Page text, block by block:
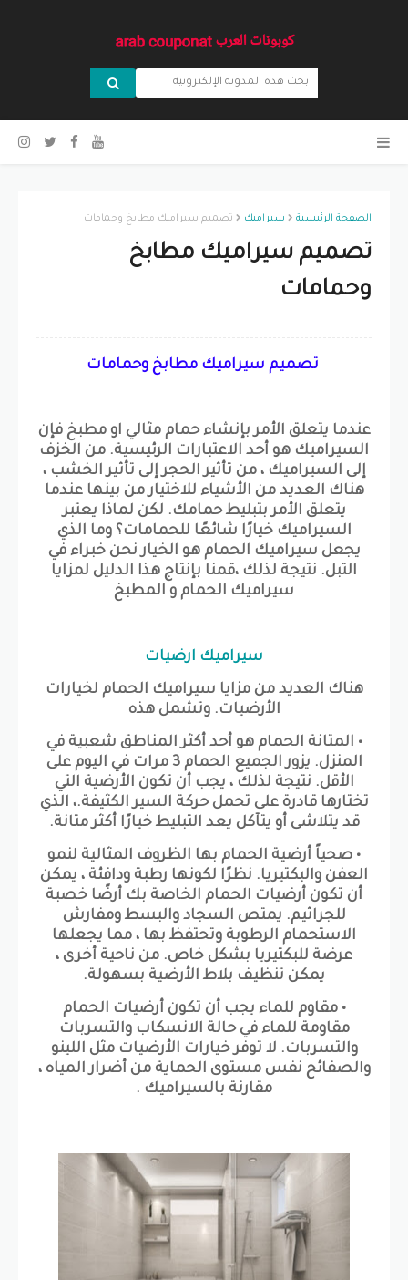
الصفحة الرئيسية سيراميك تصميم سيراميك مطابخ وحمامات
تصميم سيراميك مطابخ
وحمامات
تصميم سيراميك مطابخ وحمامات
عندما يتعلق الأمر بإنشاء حمام مثالي او مطبخ فإن
السيراميك هو أحد الاعتبارات الرئيسية. من الخزف
إلى السيراميك ، من تأثير الحجر إلى تأثير الخشب ،
هناك العديد من الأشياء للاختيار من بينها عندما
يتعلق الأمر بتبليط حمامك. لكن لماذا يعتبر
السيراميك خيارًا شائعًا للحمامات؟ وما الذي
يجعل سيراميك الحمام هو الخيار نحن خبراء في
التبل. نتيجة لذلك ،قمنا بإنتاج هذا الدليل لمزايا
سيراميك الحمام و المطبخ
سيراميك ارضيات
هناك العديد من مزايا سيراميك الحمام لخيارات
الأرضيات. وتشمل هذه
• المتانة الحمام هو أحد أكثر المناطق شعبية في
المنزل. يزور الجميع الحمام 3 مرات في اليوم على
الأقل. نتيجة لذلك ، يجب أن تكون الأرضية التي
تختارها قادرة على تحمل حركة السير الكثيفة.، الذي
قد يتلاشى أو يتآكل يعد التبليط خيارًا أكثر متانة.
• صحياً أرضية الحمام بها الظروف المثالية لنمو
العفن والبكتيريا. نظرًا لكونها رطبة ودافئة ، يمكن
أن تكون أرضيات الحمام الخاصة بك أرضًا خصبة
للجراثيم. يمتص السجاد والبسط ومفارش
الاستحمام الرطوبة وتحتفظ بها ، مما يجعلها
عرضة للبكتيريا بشكل خاص. من ناحية أخرى ،
يمكن تنظيف بلاط الأرضية بسهولة.
• مقاوم للماء يجب أن تكون أرضيات الحمام
مقاومة للماء في حالة الانسكاب والتسربات
والتسربات. لا توفر خيارات الأرضيات مثل اللينو
والصفائح نفس مستوى الحماية من أضرار المياه ،
مقارنة بالسيراميك .